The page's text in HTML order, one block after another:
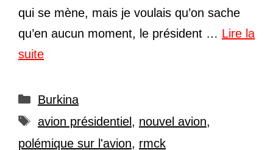
qui se mène, mais je voulais qu’on sache
qu’en aucun moment, le président … Lire la
suite
Catégories
Burkina
Étiquettes
avion présidentiel , nouvel avion,
polémique sur l'avion, rmck